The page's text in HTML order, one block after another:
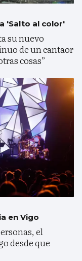
'Salto al color'
su nuevo
de un cantaor
cosas”
en Vigo
el
desde que